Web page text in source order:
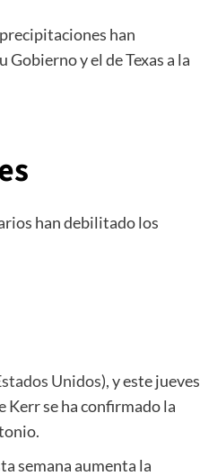
han
y el de Texas a la
han debilitado los
Unidos), y este jueves
Kerr se ha confirmado la
semana aumenta la